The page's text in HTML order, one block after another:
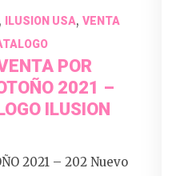
, ILUSION USA, VENTA
POR
2021 –
ILUSION
2021 – 202 Nuevo